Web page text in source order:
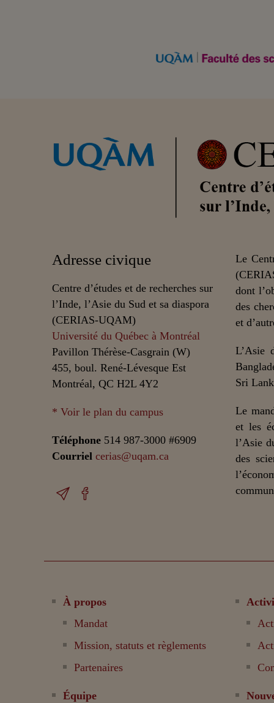
Adresse civique
Centre d’études et de recherches sur
l’Inde, l’Asie du Sud et sa diaspora
(CERIAS-UQAM)
Université du Québec à Montréal
Pavillon Thérèse-Casgrain (W)
455, boul. René-Lévesque Est
Montréal, QC H2L 4Y2
* Voir le plan du campus
Téléphone 514 987-3000 #6909
Courriel cerias@uqam.ca
Le
dont
des
et
L’Asie
Sri
Le
et les
l’Asie
des
À propos
Mandat
Mission, statuts et règlements
Partenaires
Équipe